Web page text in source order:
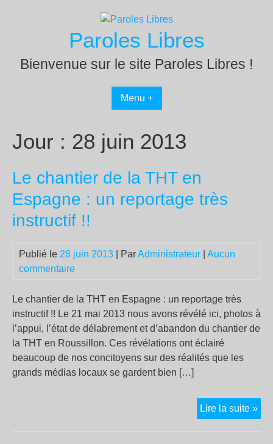
Paroles Libres
Bienvenue sur le site Paroles Libres !
Menu +
Jour : 28 juin 2013
Le chantier de la THT en
Espagne : un reportage très
instructif !!
Publié le 28 juin 2013 | ParAdministrateur
Aucun
commentaire
Le chantier de la THT en Espagne : un reportage très
instructif !! Le 21 mai 2013 nous avons révélé ici, photos à
l’appui, l’état de délabrement et d’abandon du chantier de
la THT en Roussillon. Ces révélations ont éclairé
beaucoup de nos concitoyens sur des réalités que les
grands médias locaux se gardent bien […]
Lire la suite »Le